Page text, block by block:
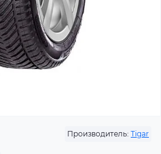
Производитель: Tigar